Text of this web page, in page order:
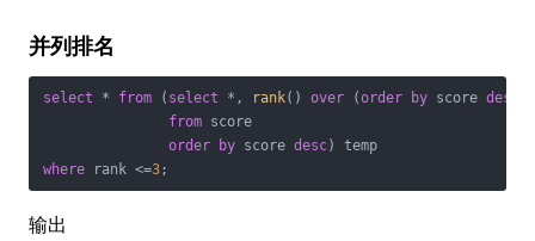
并列排名
select * from ( select * , rank() over (order by score desc
from score
order
by score desc
where rank <=3;
输出